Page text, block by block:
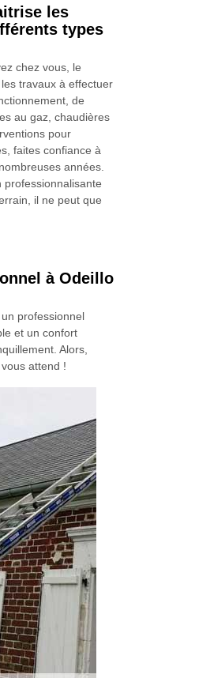
les
types
chez vous, le
travaux à effectuer
de
au gaz, chaudières
pour
faites confiance à
années.
professionnalisante
il ne peut que
à Odeillo
professionnel
et un confort
Alors,
attend !